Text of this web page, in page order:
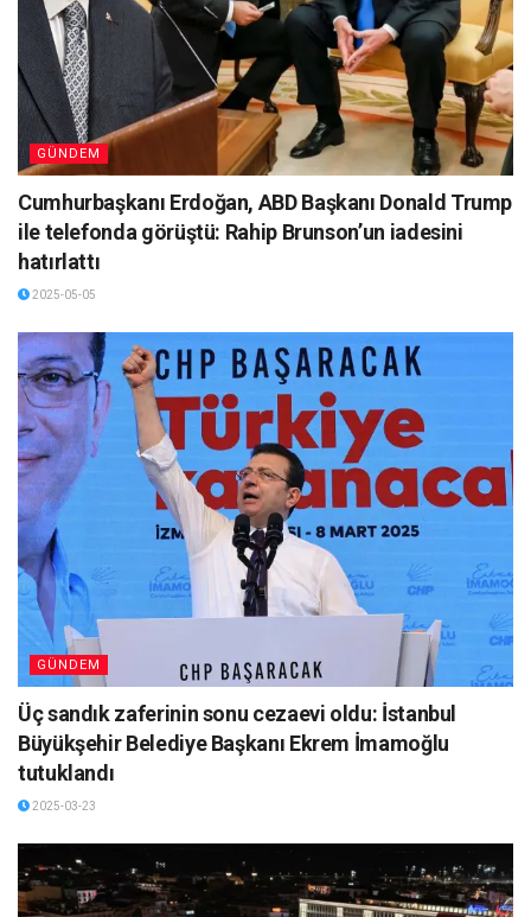
GÜNDEM
Cumhurbaşkanı Erdoğan, ABD Başkanı Donald Trump
ile telefonda görüştü: Rahip Brunson’un iadesini
hatırlattı
2025-05-05
GÜNDEM
Üç sandık zaferinin sonu cezaevi oldu: İstanbul
Büyükşehir Belediye Başkanı Ekrem İmamoğlu
tutuklandı
2025-03-23